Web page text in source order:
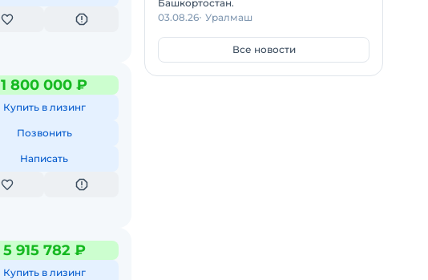
1 800 000 ₽
Купить в лизинг
Позвонить
Написать
5 915 782 ₽
Купить в лизинг
Башкортостан.
03.08.26 Уралмаш
Все новости